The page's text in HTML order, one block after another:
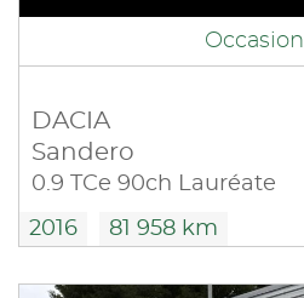
Occasion
DACIA
Sandero
0.9 TCe 90ch Lauréate
2016 81 958 km